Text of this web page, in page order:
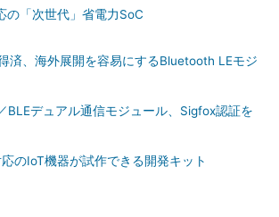
の「次世代」省電力SoC
済、海外展開を容易にするBluetooth LEモジ
BLEデュアル通信モジュール、Sigfox認証を
のIoT機器が試作できる開発キット